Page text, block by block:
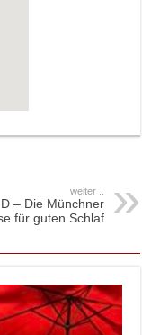
weiter ..
– Die Münchner
für guten Schlaf